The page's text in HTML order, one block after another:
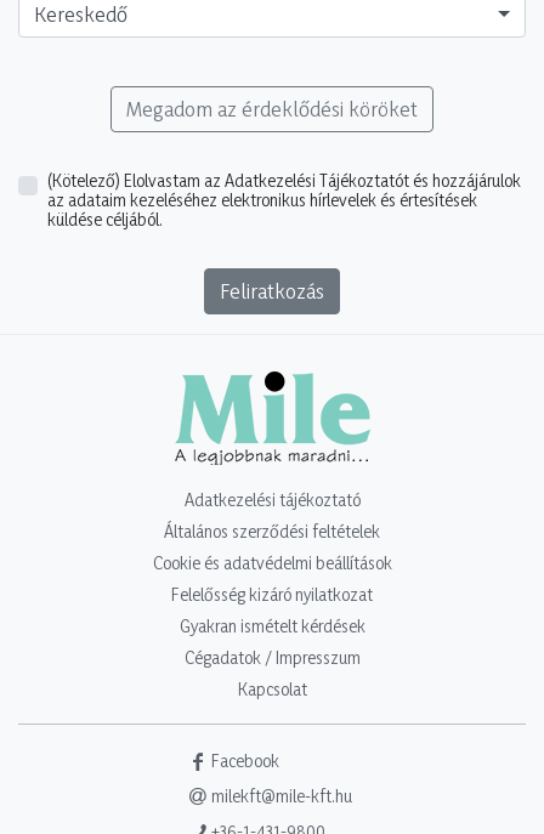
Kereskedő
Megadom az érdeklődési köröket
(Kötelező) Elolvastam az Adatkezelési Tájékoztatót és hozzájárulok
az adataim kezeléséhez elektronikus hírlevelek és értesítések
küldése céljából.
Feliratkozás
Adatkezelési tájékoztató
Általános szerződési feltételek
Cookie és adatvédelmi beállítások
Felelősség kizáró nyilatkozat
Gyakran ismételt kérdések
Cégadatok / Impresszum
Kapcsolat
Facebook
milekft@mile-kft.hu